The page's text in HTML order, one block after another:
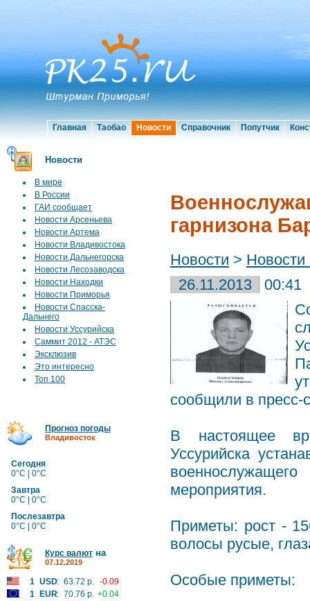
Главная Таобао Новости Справочник Попутчик
Новости
В мире
В России
ГАИ сообщает
Новости Арсеньева
Новости Артема
Новости Владивостока
Новости Дальнегорска
Новости Лесозаводска
Новости Находки
Новости Приморья
Новости Спасска-
Дальнего
Новости Уссурийска
Саммит 2012 - АТЭС
Эксклюзив
Это интересно
Топ 100
Прогноз погоды
Владивосток
Сегодня
0°C | 0°C
Завтра
0°C | 0°C
Послезавтра
0°C | 0°C
Курс валют на
07.12.2019
1 USD: 63.72 р. -0.09
1
EUR: 70.76 р. +0.04
гарнизона
Новости > Новости
26.11.2013
00:41
сообщили в пресс-
В настоящее
Уссурийска
мероприятия.
Приметы: рост -
волосы русые,
Особые приметы: